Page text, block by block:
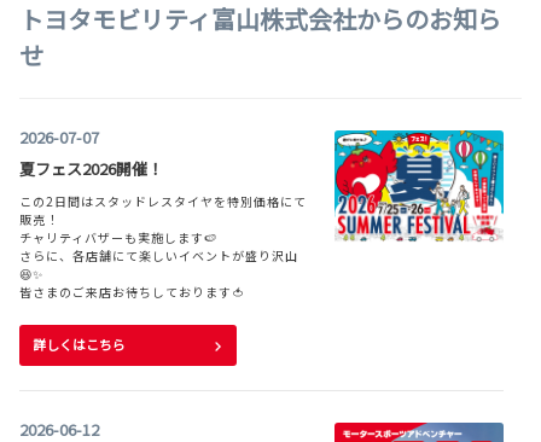
洗練されたデザインと上質な乗り心地で人気の
ハリアーが、さらに魅力アップしました✨
【主なポイント】
標準装備。
＊ メーカーオプションのスペアタイヤをお選びいただいた場合、アクセサリーコ
ンセントは非装着
▽特別仕様車Z“Leather Package・Night Shade”・Z“Night Shade”を一部改
良。さらにブラックアクセントを施し、特別感を演出。
新しくなったハリアーを、ぜひトヨタモビリティ富山でチェックしてください🚗
✨
詳しくはこちら
2026-08-04
トヨタモビリティ富山株式会社からのお知ら
せ
2026-07-07
夏フェス2026開催！
この2日間はスタッドレスタイヤを特別価格にて
販売！
チャリティバザーも実施します🍉
さらに、各店舗にて楽しいイベントが盛り沢山
😆✨
皆さまのご来店お待ちしております🍅
詳しくはこちら
2026-06-12